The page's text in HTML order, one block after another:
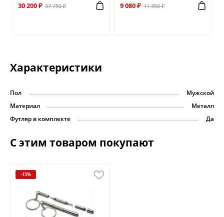
30 200 ₽ 37 750 ₽ 9 080 ₽ 11 350 ₽
Характеристики
Пол
Мужской
Материал
Металл
Футляр в комплекте
Да
С этим товаром покупают
-15%